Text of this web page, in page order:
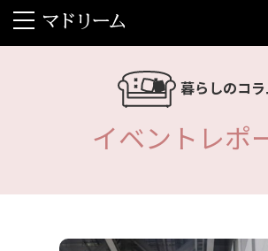
暮らしのコ
イベントレポ